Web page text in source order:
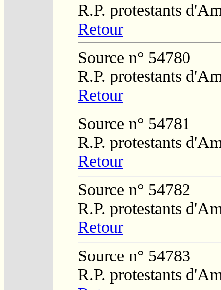
R.P. protestants
Retour
Source n° 54780
R.P. protestants
Retour
Source n° 54781
R.P. protestants
Retour
Source n° 54782
R.P. protestants
Retour
Source n° 54783
R.P. protestants